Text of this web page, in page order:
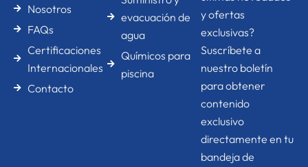
n
Nosotros
FAQs
Certificaciones
Internacionales
Contacto
evacuación de
agua
Químicos para
piscina
y ofertas
exclusivas?
Suscríbete a
nuestro boletín
para obtener
contenido
exclusivo
directamente en tu
bandeja de